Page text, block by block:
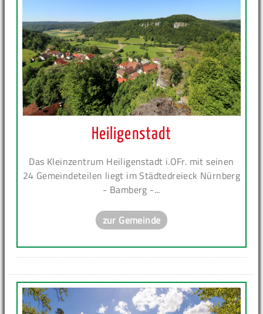
Heiligenstadt
Das Kleinzentrum Heiligenstadt i.OFr. mit seinen
24 Gemeindeteilen liegt im Städtedreieck Nürnberg
- Bamberg -...
zur Gemeinde